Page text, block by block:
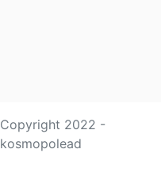
Copyright 2022 -
kosmopolead